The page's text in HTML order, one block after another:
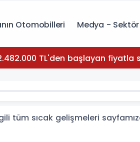
Otomobilleri Medya - Sektör
TL'den başlayan fiyatla
tüm sıcak gelişmeleri